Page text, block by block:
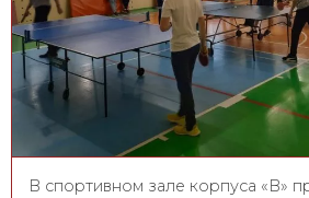
В спортивном зале корпуса «В»